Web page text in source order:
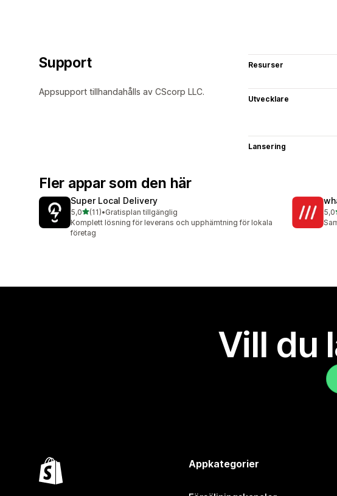
Support
Appsupport tillhandahålls av CScorp LLC.
Resurser
Utvecklare
Lansering
Fler appar som den här
Super Local Delivery
5,0av 5 stjärnor
(11)
11 recensioner totalt
•Gratisplan tillgänglig
Komplett lösning för leverans och upphämtning för lokala
företag
5,0
3
Vill du
Appkategorier